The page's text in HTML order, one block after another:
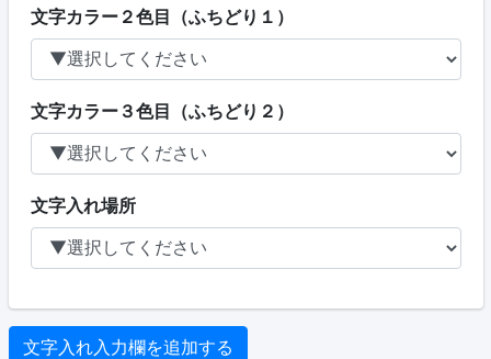
文字カラー２色目（ふちどり１）
文字カラー３色目（ふちどり２）
文字入れ場所
文字入れ入力欄を追加する